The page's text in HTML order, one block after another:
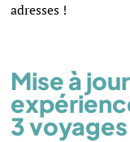
adresses !
Mise à
3